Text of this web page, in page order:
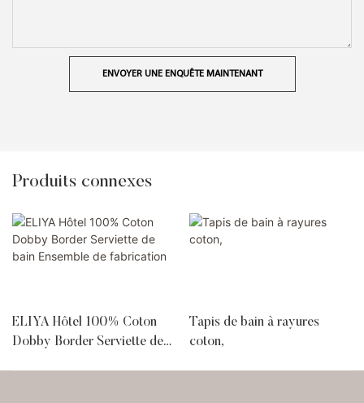
ENVOYER UNE ENQUÊTE MAINTENANT
Produits connexes
ELIYA Hôtel 100% Coton
Dobby Border Serviette de
Tapis de bain à rayures
coton,